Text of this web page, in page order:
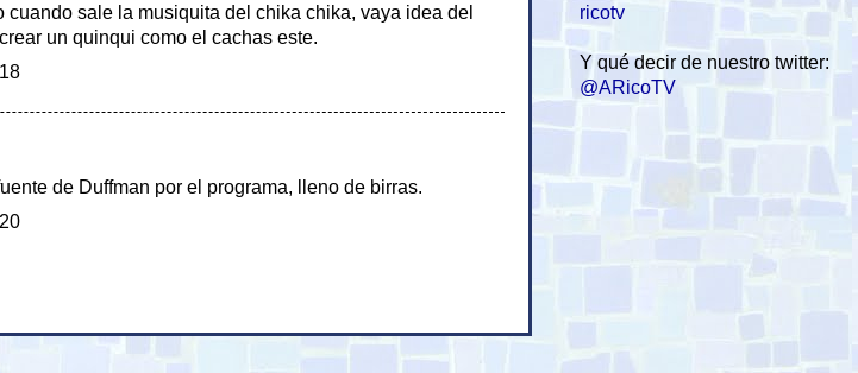
sale la musiquita del chika chika, vaya idea del
un quinqui como el cachas este.
de Duffman por el programa, lleno de birras.
ricotv
Y qué decir de nuestro twitter:
@ARicoTV